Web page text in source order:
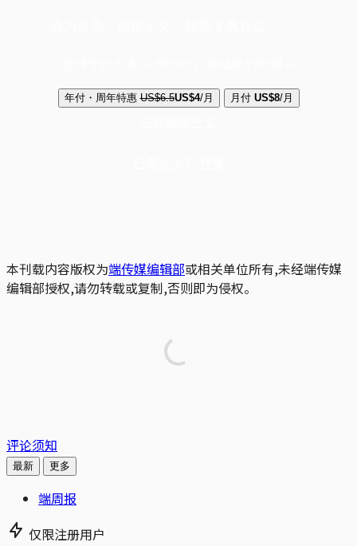
年付・周年特惠 US$6.5US$4/月 月付 US$8/月
本刊载内容版权为端传媒编辑部或相关单位所有,未经端传媒
编辑部授权,请勿转载或复制,否则即为侵权。
评论须知
最新 更多
端周报
仅限注册用户